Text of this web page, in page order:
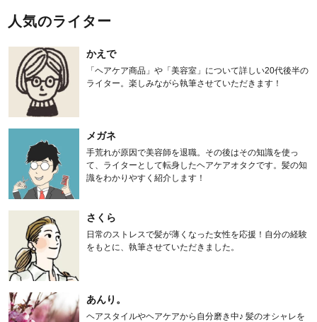
人気のライター
かえで
「ヘアケア商品」や「美容室」について詳しい20代後半の
ライター。楽しみながら執筆させていただきます！
メガネ
手荒れが原因で美容師を退職。その後はその知識を使っ
て、ライターとして転身したヘアケアオタクです。髪の知
識をわかりやすく紹介します！
さくら
日常のストレスで髪が薄くなった女性を応援！自分の経験
をもとに、執筆させていただきました。
あんり。
ヘアスタイルやヘアケアから自分磨き中♪ 髪のオシャレを